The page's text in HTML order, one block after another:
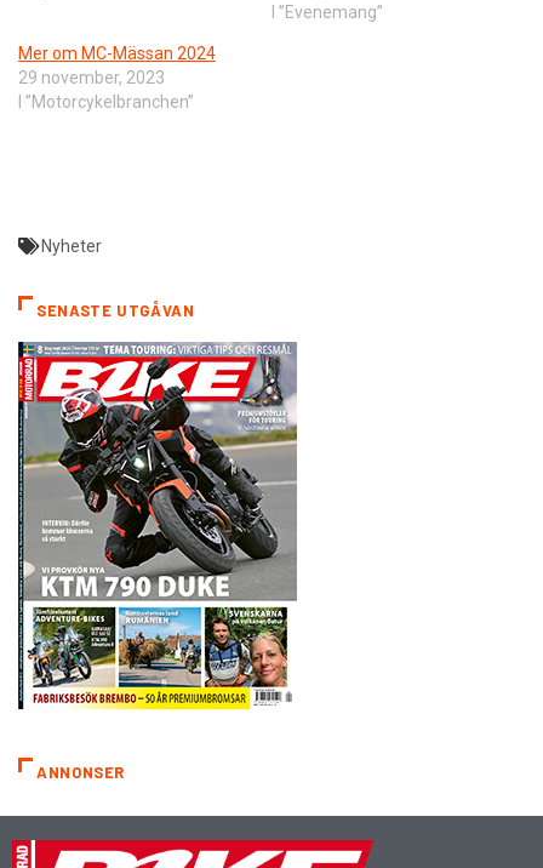
I ”Evenemang”
Mer om MC-Mässan 2024
29 november, 2023
I ”Motorcykelbranchen”
Nyheter
SENASTE UTGÅVAN
ANNONSER